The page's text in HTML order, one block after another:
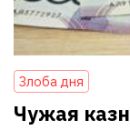
Злоба дня
Чужая